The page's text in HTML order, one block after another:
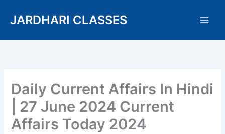
JARDHARI CLASSES
Daily Current Affairs In Hindi
| 27 June 2024 Current
Affairs Today 2024